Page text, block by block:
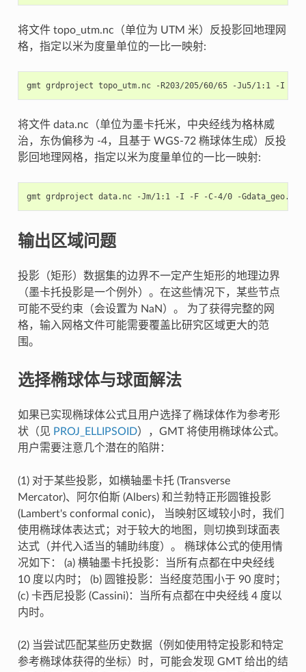
将文件 topo_utm.nc（单位为 UTM 米）反投影回地理网
格，指定以米为度量单位的一比一映射:
gmt grdproject topo_utm.nc -R203/205/60/65 -Ju5/1:1 -I
将文件 data.nc（单位为墨卡托米，中央经线为格林威
治，东伪偏移为 -4，且基于 WGS-72 椭球体生成）反投
影回地理网格，指定以米为度量单位的一比一映射:
gmt grdproject data.nc -Jm/1:1 -I -F -C-4/0 -Gdata_geo.nc
输出区域问题
投影（矩形）数据集的边界不一定产生矩形的地理边界
（墨卡托投影是一个例外）。在这些情况下，某些节点
可能不受约束（会设置为 NaN）。 为了获得完整的网
格，输入网格文件可能需要覆盖比研究区域更大的范
围。
选择椭球体与球面解法
如果已实现椭球体公式且用户选择了椭球体作为参考形
状（见 PROJ_ELLIPSOID），GMT 将使用椭球体公式。
用户需要注意几个潜在的陷阱：
(1) 对于某些投影，如横轴墨卡托 (Transverse
Mercator)、阿尔伯斯 (Albers) 和兰勃特正形圆锥投影
(Lambert's conformal conic)， 当映射区域较小时，我们
使用椭球体表达式；对于较大的地图，则切换到球面表
达式（并代入适当的辅助纬度）。 椭球体公式的使用情
况如下： (a) 横轴墨卡托投影：当所有点都在中央经线
10 度以内时； (b) 圆锥投影：当经度范围小于 90 度时；
(c) 卡西尼投影 (Cassini)：当所有点都在中央经线 4 度以
内时。
(2) 当尝试匹配某些历史数据（例如使用特定投影和特定
参考椭球体获得的坐标）时，可能会发现 GMT 给出的结